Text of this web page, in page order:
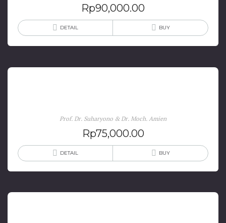
Rp90,000.00
DETAIL BUY
Prof. Dr. Suharyono & Dr. Moch. Amien
Rp75,000.00
DETAIL BUY